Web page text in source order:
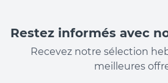
Restez informés avec
Recevez notre sélection
meilleures